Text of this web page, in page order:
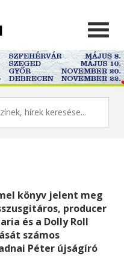
könyv jelent meg
producer
és a Dolly Roll
számos
Péter újságíró